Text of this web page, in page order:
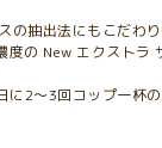
の抽出法にもこだわり
度の New エクストラ
に2～3回コップ一杯